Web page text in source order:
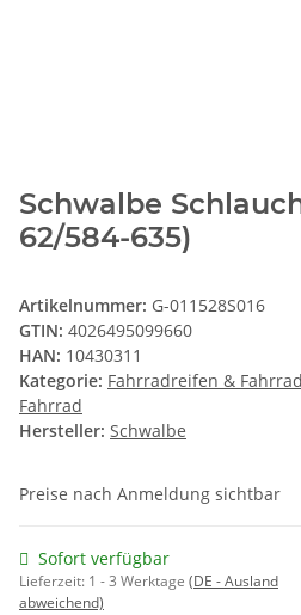
Schwalbe
62/584-635)
Artikelnummer: G-011528S016
GTIN: 4026495099660
HAN: 10430311
Kategorie: Fahrradreifen &
Fahrrad
Hersteller: Schwalbe
Preise nach Anmeldung sichtbar
Sofort verfügbar
Lieferzeit: 1 - 3 Werktage (DE - Ausland
abweichend)